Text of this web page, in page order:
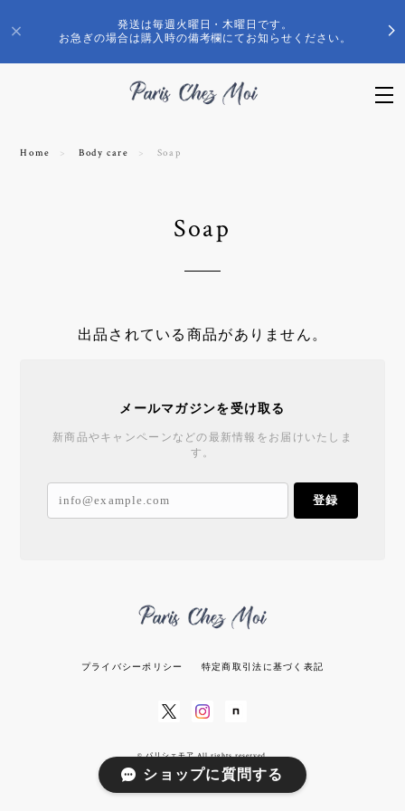
発送は毎週火曜日・木曜日です。
お急ぎの場合は購入時の備考欄にてお知らせください。
Home Body care Soap
Soap
出品されている商品がありません。
メールマガジンを受け取る
新商品やキャンペーンなどの最新情報をお届けいたしま
す。
登録
プライバシーポリシー 特定商取引法に基づく表記
© パリシェモア All rights reserved.
ショップに質問する